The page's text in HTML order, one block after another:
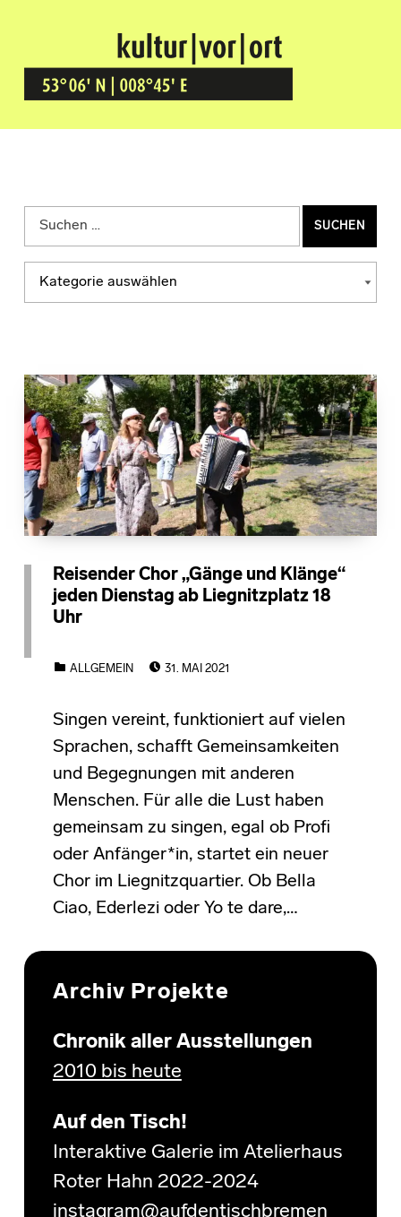
Kultur Vor Ort
BREMEN GRÖPELINGEN
Suchen nach:
KATEGORIEN
Kategorien
Reisender Chor „Gänge und Klänge“
jeden Dienstag ab Liegnitzplatz 18
Uhr
ALLGEMEIN
31. MAI 2021
Singen vereint, funktioniert auf vielen
Sprachen, schafft Gemeinsamkeiten
und Begegnungen mit anderen
Menschen. Für alle die Lust haben
gemeinsam zu singen, egal ob Profi
oder Anfänger*in, startet ein neuer
Chor im Liegnitzquartier. Ob Bella
Ciao, Ederlezi oder Yo te dare,…
Archiv Projekte
Chronik aller Ausstellungen
2010 bis heute
Auf den Tisch!
Interaktive Galerie im Atelierhaus
Roter Hahn 2022-2024
instagram@aufdentischbremen